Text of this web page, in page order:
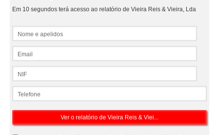
Em 10 segundos terá acesso ao relatório de Vieira Reis & Vieira, Lda